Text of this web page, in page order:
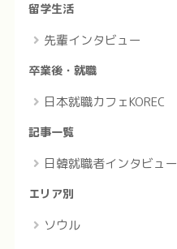
留学生活
先輩インタビュー
卒業後・就職
日本就職カフェKOREC
記事一覧
日韓就職者インタビュー
エリア別
ソウル